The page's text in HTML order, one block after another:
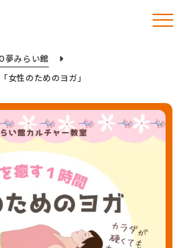
夢みらい館
女性のためのヨガ」